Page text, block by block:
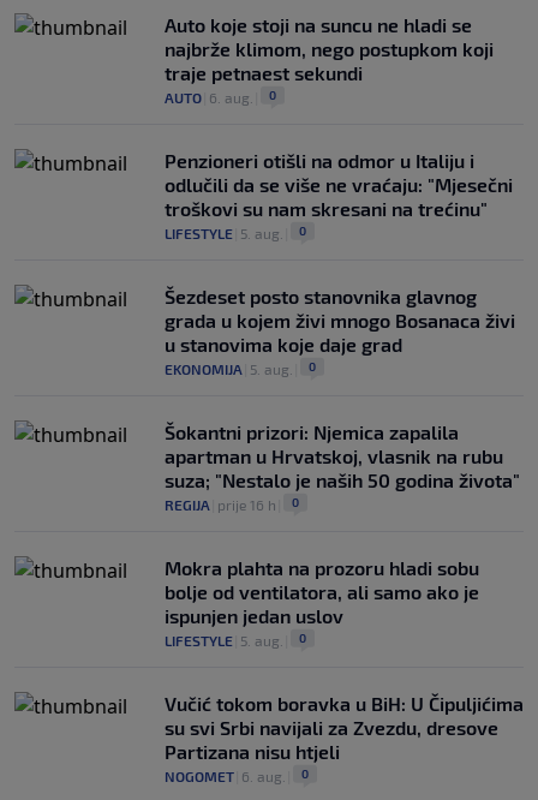
Auto koje stoji na suncu ne hladi se
najbrže klimom, nego postupkom koji
traje petnaest sekundi
AUTO 6. aug. 0
Penzioneri otišli na odmor u Italiju i
odlučili da se više ne vraćaju: "Mjesečni
troškovi su nam skresani na trećinu"
LIFESTYLE 5. aug. 0
Šezdeset posto stanovnika glavnog
grada u kojem živi mnogo Bosanaca živi
u stanovima koje daje grad
EKONOMIJA 5. aug. 0
Šokantni prizori: Njemica zapalila
apartman u Hrvatskoj, vlasnik na rubu
suza; "Nestalo je naših 50 godina života"
REGIJA prije 16 h 0
Mokra plahta na prozoru hladi sobu
bolje od ventilatora, ali samo ako je
ispunjen jedan uslov
LIFESTYLE 5. aug. 0
Vučić tokom boravka u BiH: U Čipuljićima
su svi Srbi navijali za Zvezdu, dresove
Partizana nisu htjeli
NOGOMET 6. aug. 0